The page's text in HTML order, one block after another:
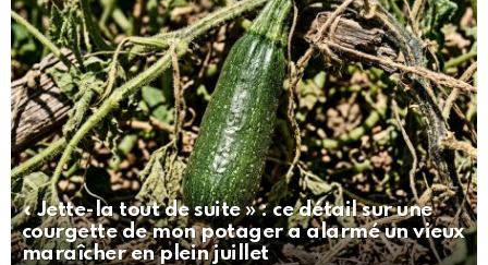
« Jette-la tout de suite » : ce détail sur une
courgette de mon potager a alarmé un vieux
maraîcher en plein juillet